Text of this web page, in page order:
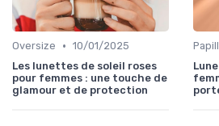
Oversize • 10/01/2025
Les lunettes de soleil roses
pour femmes : une touche de
glamour et de protection